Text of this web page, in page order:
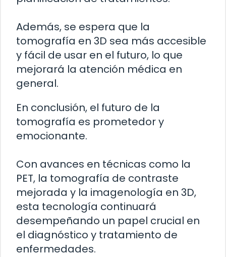
Además, se espera que la
tomografía en 3D sea más accesible
y fácil de usar en el futuro, lo que
mejorará la atención médica en
general.
En conclusión, el futuro de la
tomografía es prometedor y
emocionante.
Con avances en técnicas como la
PET, la tomografía de contraste
mejorada y la imagenología en 3D,
esta tecnología continuará
desempeñando un papel crucial en
el diagnóstico y tratamiento de
enfermedades.